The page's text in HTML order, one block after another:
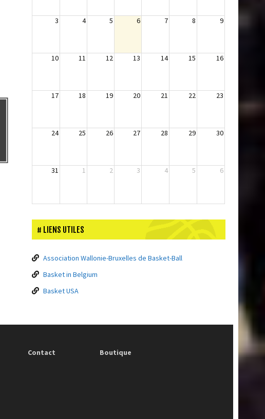
3 4 5 6 7 8 9
10 11 12 13 14 15 16
17 18 19 20 21 22 23
24 25 26 27 28 29 30
31 1 2 3 4 5 6
LIENS UTILES
Association Wallonie-Bruxelles de Basket-Ball
Basket in Belgium
Basket USA
Contact Boutique